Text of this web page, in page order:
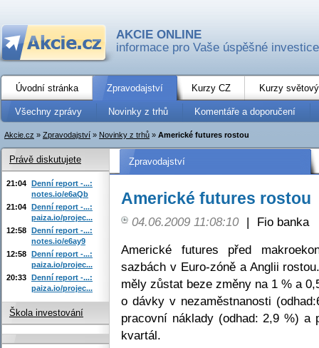
AKCIE ONLINE
informace pro Vaše úspěšné investice
Úvodní stránka Zpravodajství Kurzy CZ Kurzy
Všechny zprávy Novinky z trhů Komentáře a doporučení
Akcie.cz » Zpravodajství » Novinky z trhů » Americké futures rostou
Zpravodajství
Americké futures rostou
04.06.2009 11:08:10 |
Fio banka
Americké futures před
sazbách v Euro-zóně a Anglii
měly zůstat beze změny na 1 % a
o dávky v nezaměstnanosti
pracovní náklady (odhad: 2,9 %) a
kvartál.
Právě diskutujete
21:04 Denní report -...:
notes.io/e6aQb
21:04 Denní report -...:
paiza.io/projec...
12:58 Denní report -...:
notes.io/e6ay9
12:58 Denní report -...:
paiza.io/projec...
20:33 Denní report -...:
paiza.io/projec...
Škola investování